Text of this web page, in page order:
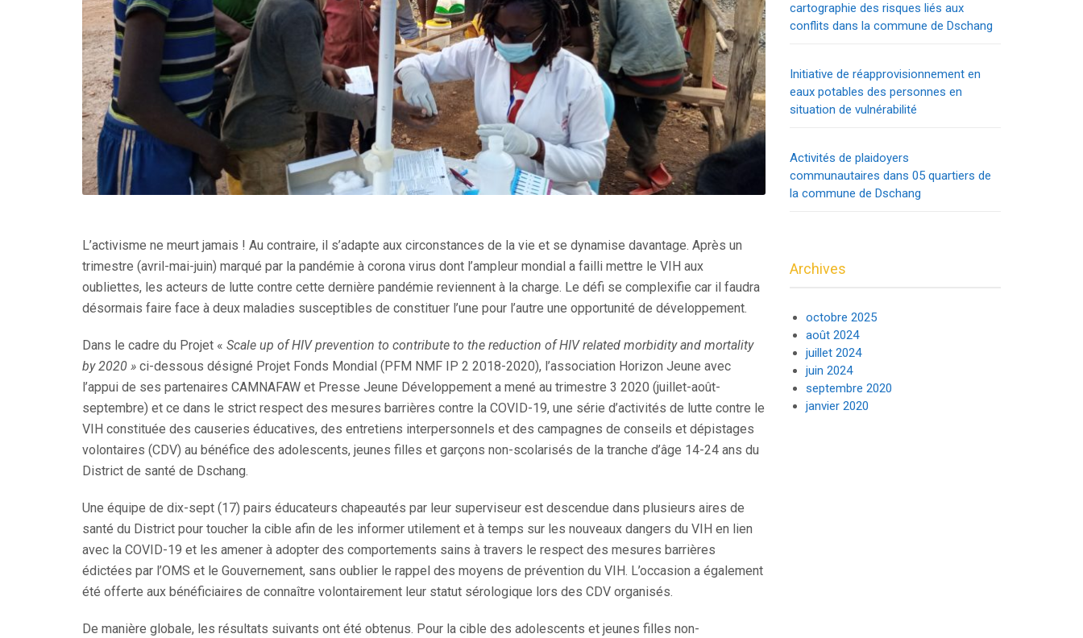
L’activisme ne meurt jamais ! Au contraire, il s’adapte aux circonstances de la vie et se dynamise davantage. Après un
trimestre (avril-mai-juin) marqué par la pandémie à corona virus dont l’ampleur mondial a failli mettre le VIH aux
oubliettes, les acteurs de lutte contre cette dernière pandémie reviennent à la charge. Le défi se complexifie car il faudra
désormais faire face à deux maladies susceptibles de constituer l’une pour l’autre une opportunité de développement.
Dans le cadre du Projet « Scale up of HIV prevention to contribute to the reduction of HIV related morbidity and mortality
by 2020 » ci-dessous désigné Projet Fonds Mondial (PFM NMF IP 2 2018-2020), l’association Horizon Jeune avec
l’appui de ses partenaires CAMNAFAW et Presse Jeune Développement a mené au trimestre 3 2020 (juillet-août-
septembre) et ce dans le strict respect des mesures barrières contre la COVID-19, une série d’activités de lutte contre le
VIH constituée des causeries éducatives, des entretiens interpersonnels et des campagnes de conseils et dépistages
volontaires (CDV) au bénéfice des adolescents, jeunes filles et garçons non-scolarisés de la tranche d’âge 14-24 ans du
District de santé de Dschang.
Une équipe de dix-sept (17) pairs éducateurs chapeautés par leur superviseur est descendue dans plusieurs aires de
santé du District pour toucher la cible afin de les informer utilement et à temps sur les nouveaux dangers du VIH en lien
avec la COVID-19 et les amener à adopter des comportements sains à travers le respect des mesures barrières
édictées par l’OMS et le Gouvernement, sans oublier le rappel des moyens de prévention du VIH. L’occasion a également
été offerte aux bénéficiaires de connaître volontairement leur statut sérologique lors des CDV organisés.
De manière globale, les résultats suivants ont été obtenus. Pour la cible des adolescents et jeunes filles non-
cartographie des risques liés aux
conflits dans la commune de Dschang
Initiative de réapprovisionnement en
eaux potables des personnes en
situation de vulnérabilité
Activités de plaidoyers
communautaires dans 05 quartiers de
la commune de Dschang
Archives
octobre 2025
août 2024
juillet 2024
juin 2024
septembre 2020
janvier 2020